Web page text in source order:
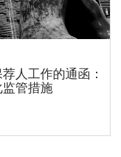
人工作的通函：
管措施